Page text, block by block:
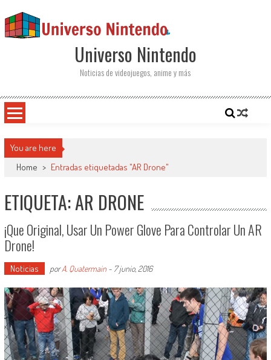
Universo Nintendo
Noticias de videojuegos, anime y más
You are here
Home > Entradas etiquetadas "AR Drone"
ETIQUETA: AR DRONE
¡Que Original, Usar Un Power Glove Para Controlar Un AR
Drone!
Noticias porA. Quatermain- 7 junio, 2016